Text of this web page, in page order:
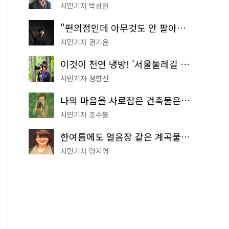
시민기자 박상현
"편의점인데 아무것도 안 팔아요" 서울에서 가장 특별한 편의점의 정체
시민기자 권기윤
이것이 천연 냉방! '서울둘레길 9코스'로 숲속 피서 떠나볼까
시민기자 정향선
나의 마음을 사로잡은 건축물은? '서울시 건축상' 수상작 공개!
시민기자 조수봉
한여름에도 얼음장 같은 계곡물! 서울 '진관사 계곡'이 천국이네~
시민기자 양지영